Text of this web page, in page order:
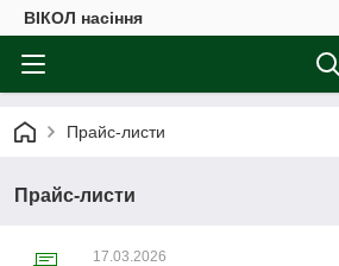
ВІКОЛ насіння
Прайс-листи
Прайс-листи
17.03.2026